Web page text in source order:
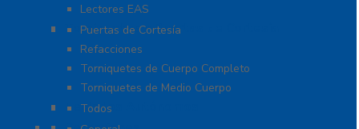
Lectores EAS
Torniquetes y Puertas de Cortesía
Puertas de Cortesía
Refacciones
Torniquetes de Cuerpo Completo
Torniquetes de Medio Cuerpo
Teclados Autónomos
Todos